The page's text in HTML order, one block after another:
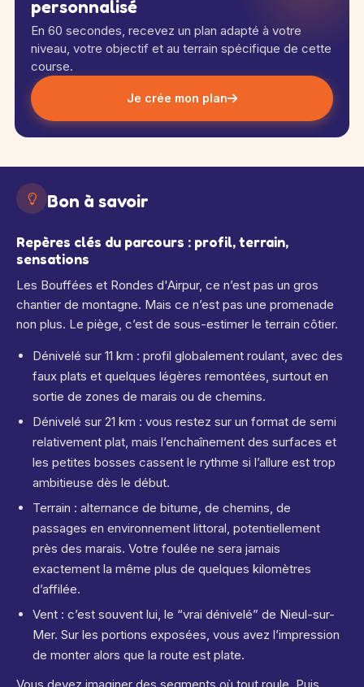
personnalisé
En 60 secondes, recevez un plan adapté à votre
niveau, votre objectif et au terrain spécifique de cette
course.
Je crée mon plan
Bon à savoir
Repères clés du parcours : profil, terrain,
sensations
Les Bouffées et Rondes d'Airpur, ce n’est pas un gros
chantier de montagne. Mais ce n’est pas une promenade
non plus. Le piège, c’est de sous-estimer le terrain côtier.
Dénivelé sur 11 km : profil globalement roulant, avec des
faux plats et quelques légères remontées, surtout en
sortie de zones de marais ou de chemins.
Dénivelé sur 21 km : vous restez sur un format de semi
relativement plat, mais l’enchaînement des surfaces et
les petites bosses cassent le rythme si l’allure est trop
ambitieuse dès le début.
Terrain : alternance de bitume, de chemins, de
passages en environnement littoral, potentiellement
près des marais. Votre foulée ne sera jamais
exactement la même plus de quelques kilomètres
d’affilée.
Vent : c’est souvent lui, le “vrai dénivelé” de Nieul-sur-
Mer. Sur les portions exposées, vous avez l’impression
de monter alors que la route est plate.